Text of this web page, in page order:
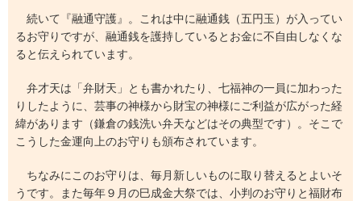
続いて『融通守護』。これは中に融通銭（五円玉）が入ってい
るお守りですが、融通銭を護持しているとお金に不自由しなくな
ると伝えられています。
弁才天は「弁財天」とも書かれたり、七福神の一員に加わった
りしたように、芸事の神様から財宝の神様にご利益が広がった経
緯があります（鎌倉の銭洗い弁天などはその典型です）。そこで
こうした金運向上のお守りも頒布されています。
ちなみにこのお守りは、毎月新しいものに取り替えるとよいそ
うです。また毎年９月の巳成金大祭では、小判のお守りと福財布